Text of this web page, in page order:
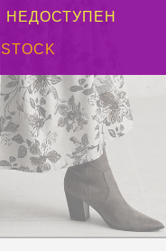
НЕДОСТУПЕН